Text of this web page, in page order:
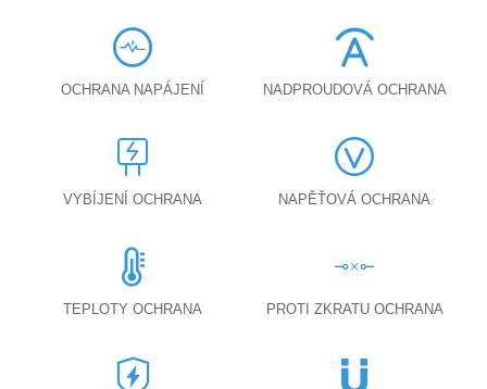
OCHRANA NAPÁJENÍ NADPROUDOVÁ OCHRANA
VYBÍJENÍ OCHRANA NAPĚŤOVÁ OCHRANA
TEPLOTY OCHRANA PROTI ZKRATU OCHRANA